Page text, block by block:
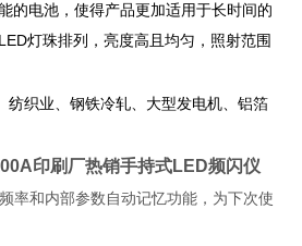
的电池，使得产品更加适用于长时间的
灯珠排列，亮度高且均匀，照射范围
纺织业、钢铁冷轧、大型发电机、铝箔
印刷厂热销手持式LED频闪仪
率和内部参数自动记忆功能，为下次使